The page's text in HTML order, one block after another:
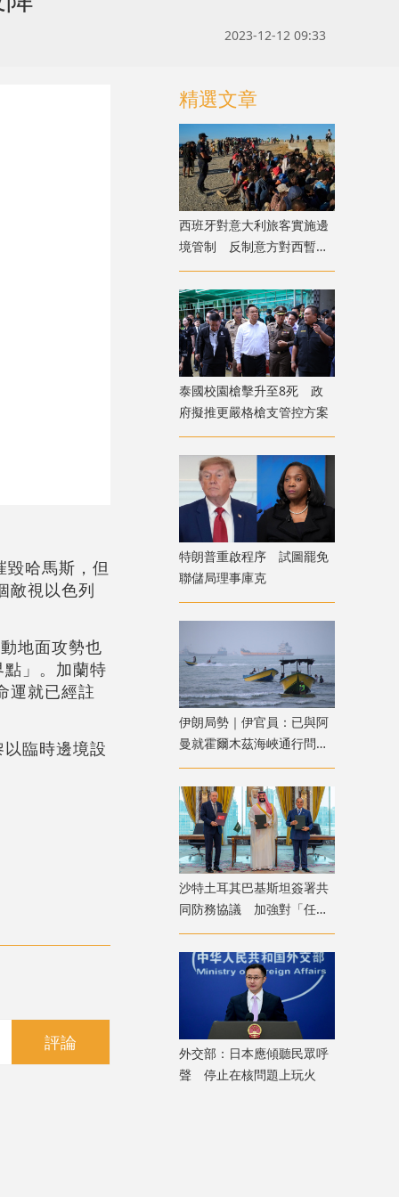
2023-12-12 09:33
哈馬斯，但
敵視以色列
地面攻勢也
」。加蘭特
運就已經註
臨時邊境設
評論
精選文章
西班牙對意大利旅客實施邊
境管制 反制意方對西暫停
申根
泰國校園槍擊升至8死 政
府擬推更嚴格槍支管控方案
特朗普重啟程序 試圖罷免
聯儲局理事庫克
伊朗局勢｜伊官員：已與阿
曼就霍爾木茲海峽通行問題
明確總體框架
沙特土耳其巴基斯坦簽署共
同防務協議 加強對「任何
侵略行為」共同威懾
外交部：日本應傾聽民眾呼
聲 停止在核問題上玩火